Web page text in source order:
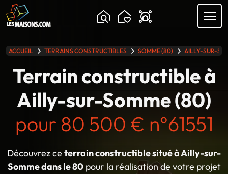
ACCUEIL TERRAINS CONSTRUCTIBLES SOMME (80) AILLY-SUR-
Terrain constructible à
Ailly-sur-Somme (80)
pour 80 500 € n°61551
Découvrez ce terrain constructible situé à Ailly-sur-
Somme dans le 80pour la réalisation de votre projet